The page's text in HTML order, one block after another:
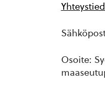
Osoite: